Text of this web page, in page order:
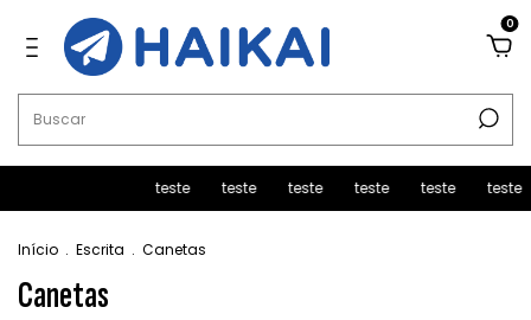
0
teste teste teste teste teste teste
Início . Escrita . Canetas
Canetas